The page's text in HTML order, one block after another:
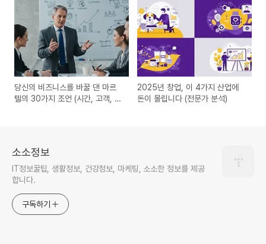
당신의 비즈니스를 바꿀 댄 마르
텔의 30가지 조언 (시간, 고객, 실
2025년 창업, 이 4가지 산업에
돈이 몰립니다 (전문가 분석)
소소정보
IT정보꿀팁, 생활정보, 건강정보, 마케팅, 소소한 정보를 제공
합니다.
구독하기